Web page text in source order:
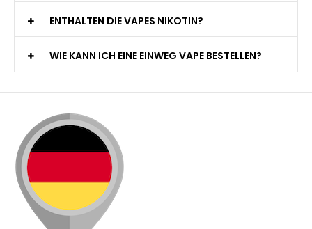
ENTHALTEN DIE VAPES NIKOTIN?
WIE KANN ICH EINE EINWEG VAPE BESTELLEN?